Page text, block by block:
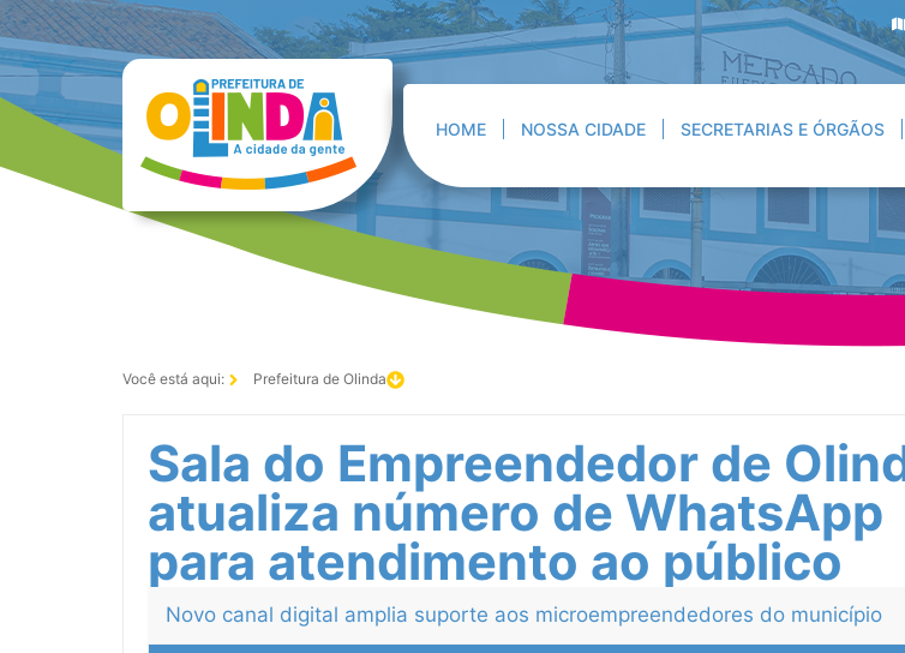
HOME NOSSA CIDADE SECRETARIAS E ÓRGÃOS
Você está aqui: Prefeitura de Olinda
Sala do Empreendedor de
atualiza número de WhatsApp
para atendimento ao público
Novo canal digital amplia suporte aos microempreendedores do município